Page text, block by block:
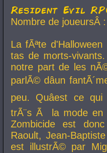
Resident Evil
Nombre de
La fÃªte
tas de morts-
notre part de les
parlÃ© dâun
peu. Quâest ce
trÃ¨s Ã la mode en
Zombicide est
Raoult, Jean-
est illustrÃ© par